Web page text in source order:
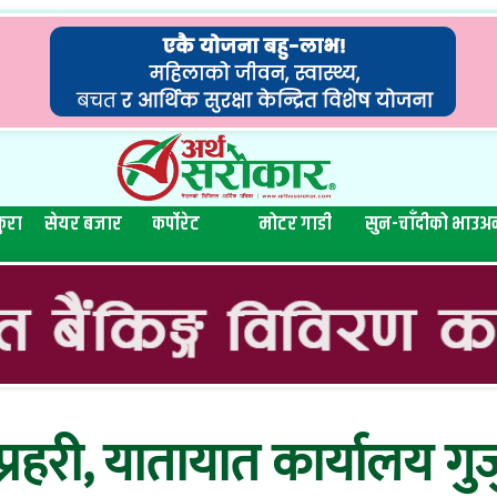
सेयर बजार कर्पोरेट मोटर गाडी सुन-चाँदीको भाउ
यातायात कार्यालय